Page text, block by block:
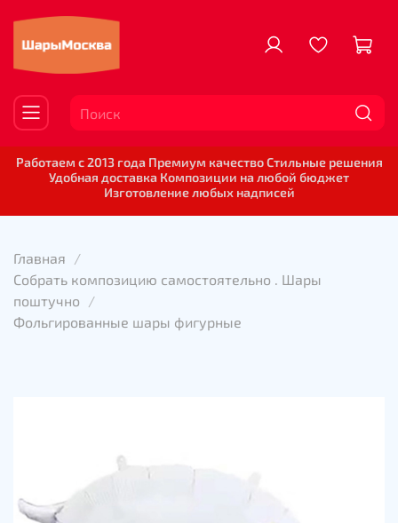
Работаем с 2013 года Премиум качество Стильные решения
Удобная доставка Композиции на любой бюджет
Изготовление любых надписей
Главная
Собрать композицию самостоятельно . Шары
поштучно
Фольгированные шары фигурные